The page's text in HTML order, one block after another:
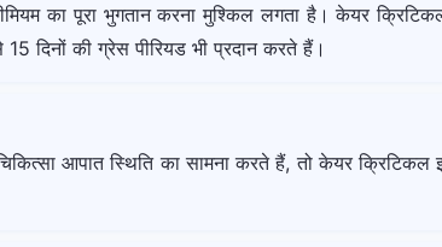
का पूरा भुगतान करना मुश्किल लगता है। केयर
दिनों की ग्रेस पीरियड भी प्रदान करते हैं।
आपात स्थिति का सामना करते हैं, तो केयर